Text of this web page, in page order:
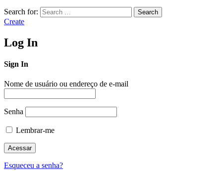
Search for: Search
Create
Log In
Sign In
Nome de usuário ou endereço de e-mail
Senha
Lembrar-me
Esqueceu a senha?